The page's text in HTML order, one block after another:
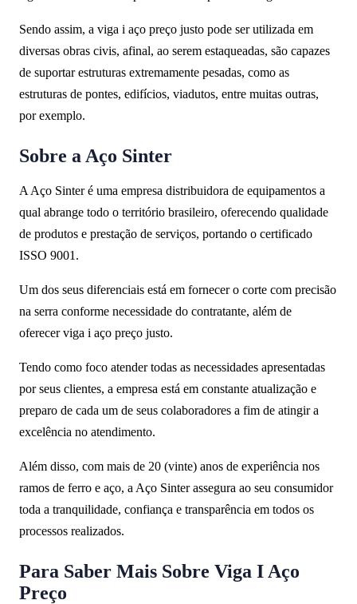
Sendo assim, a viga i aço preço justo pode ser utilizada em
diversas obras civis, afinal, ao serem estaqueadas, são capazes
de suportar estruturas extremamente pesadas, como as
estruturas de pontes, edifícios, viadutos, entre muitas outras,
por exemplo.
Sobre a Aço Sinter
A Aço Sinter é uma empresa distribuidora de equipamentos a
qual abrange todo o território brasileiro, oferecendo qualidade
de produtos e prestação de serviços, portando o certificado
ISSO 9001.
Um dos seus diferenciais está em fornecer o corte com precisão
na serra conforme necessidade do contratante, além de
oferecer viga i aço preço justo.
Tendo como foco atender todas as necessidades apresentadas
por seus clientes, a empresa está em constante atualização e
preparo de cada um de seus colaboradores a fim de atingir a
excelência no atendimento.
Além disso, com mais de 20 (vinte) anos de experiência nos
ramos de ferro e aço, a Aço Sinter assegura ao seu consumidor
toda a tranquilidade, confiança e transparência em todos os
processos realizados.
Para Saber Mais Sobre Viga I Aço
Preço